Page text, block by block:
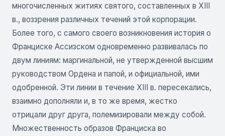
многочисленных житиях святого, составленных в XIII
в., воззрения различных течений этой корпорации.
Более того, с самого своего возникновения история о
Франциске Ассизском одновременно развивалась по
двум линиям: маргинальной, не утвержденной высшим
руководством Ордена и папой, и официальной, ими
одобренной. Эти линии в течение XIII в. пересекались,
взаимно дополняли и, в то же время, жестко
отрицали друг друга, полемизировали между собой.
Множественность образов Франциска во